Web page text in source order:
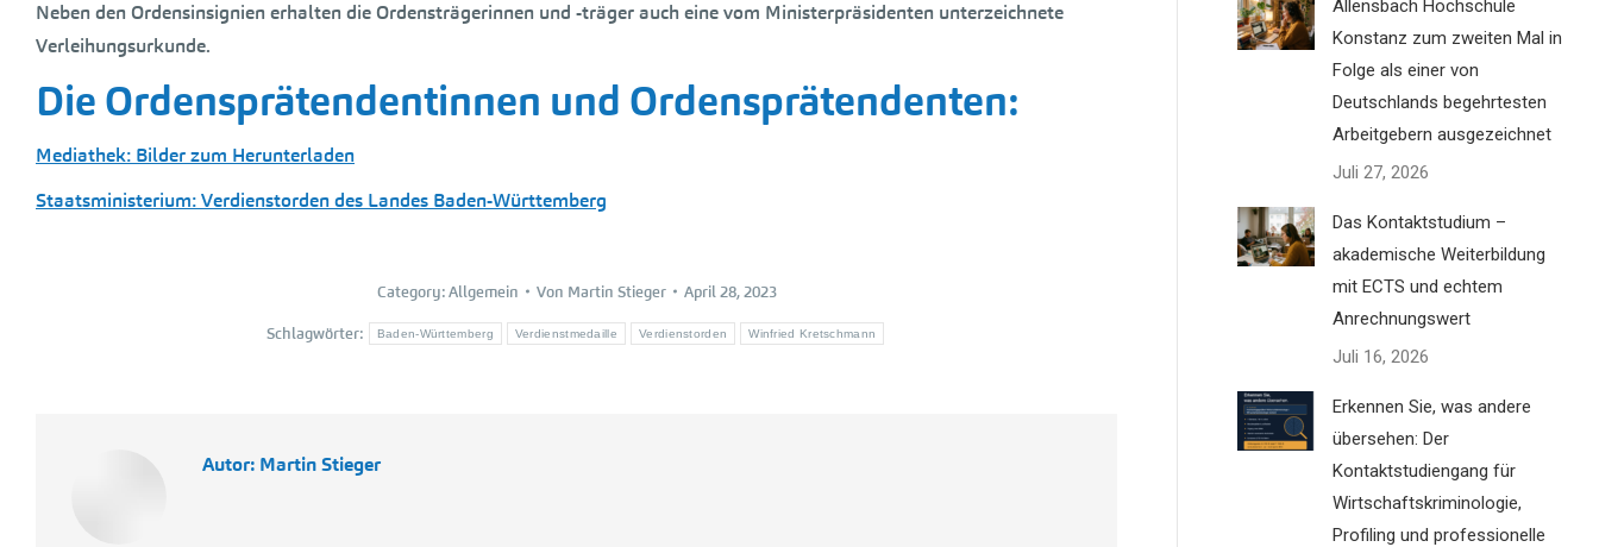
Neben den Ordensinsignien erhalten die Ordensträgerinnen und -träger auch eine vom Ministerpräsidenten unterzeichnete
Verleihungsurkunde.
Die Ordensprätendentinnen und Ordensprätendenten:
Mediathek: Bilder zum Herunterladen
Staatsministerium: Verdienstorden des Landes Baden-Württemberg
Category:Allgemein Von Martin Stieger April 28, 2023
Schlagwörter: Baden-Württemberg Verdienstmedaille Verdienstorden Winfried Kretschmann
Autor: Martin Stieger
Allensbach Hochschule
Konstanz zum zweiten Mal in
Folge als einer von
Deutschlands begehrtesten
Arbeitgebern ausgezeichnet
Juli 27, 2026
Das Kontaktstudium –
akademische Weiterbildung
mit ECTS und echtem
Anrechnungswert
Juli 16, 2026
Erkennen Sie, was andere
übersehen: Der
Kontaktstudiengang für
Wirtschaftskriminologie,
Profiling und professionelle